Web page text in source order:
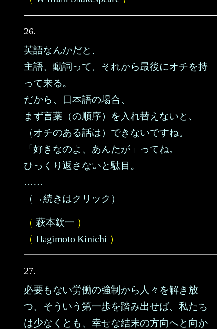
26.
英語なんかだと、
主語、動詞って、それから最後にオチを持
って来る。
だから、日本語の場合、
まず言葉（の順序）を入れ替えないと、
（オチのある話は）できないですね。
「好きなのよ、あんたが」ってね。
ひっくり返さないと駄目。
……
（→続きはクリック）
（ 萩本欽一 ）
（ Hagimoto Kinichi ）
27.
必要もない労働の強制から人々を解き放
つ、そういう第一歩を踏み出せば、私たち
は少なくとも、幸せな結末の方向へと向か